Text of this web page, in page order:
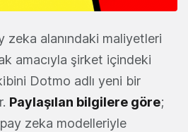
zeka alanındaki maliyetleri
amacıyla şirket içindeki
Dotmo adlı yeni bir
Paylaşılan bilgilere göre;
zeka modelleriyle